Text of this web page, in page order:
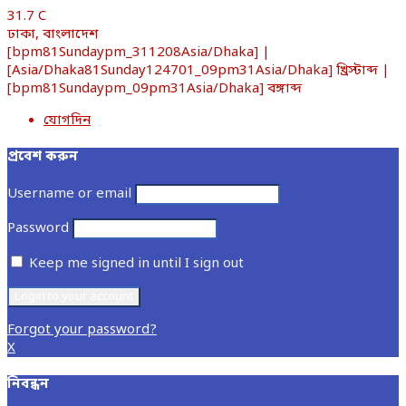
31.7 C
ঢাকা, বাংলাদেশ
[bpm81Sundaypm_311208Asia/Dhaka] |
[Asia/Dhaka81Sunday124701_09pm31Asia/Dhaka] খ্রিস্টাব্দ |
[bpm81Sundaypm_09pm31Asia/Dhaka] বঙ্গাব্দ
যোগদিন
প্রবেশ করুন
Username or email
Password
Keep me signed in until I sign out
Forgot your password?
X
নিবন্ধন